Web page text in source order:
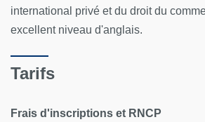
international privé et du droit du
excellent niveau d'anglais.
Tarifs
Frais d'inscriptions et RNCP